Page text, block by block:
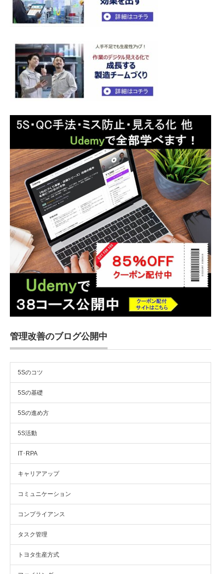
管理改善のブログ公開中
5Sのコツ
5Sの基礎
5Sの進め方
5S活動
IT･RPA
キャリアアップ
コミュニケーション
コンプライアンス
タスク管理
トヨタ生産方式